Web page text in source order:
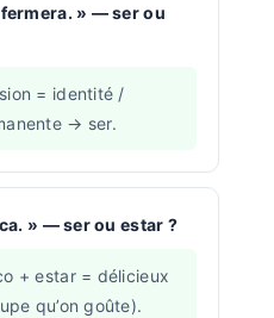
» — ser ou
= identité /
→ ser.
» — ser ou estar ?
+ estar = délicieux
qu’on goûte).